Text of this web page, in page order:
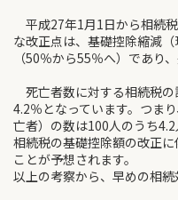
平成27年1月1日から相続
な改正点は、基礎控除縮減
（50％から55％へ）であり
死亡者数に対する相続税
4.2％となっています。つま
亡者）の数は100人のうち
相続税の基礎控除額の改正
ことが予想されます。
以上の考察から、早めの相続